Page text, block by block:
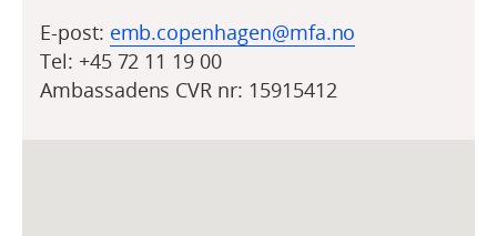
E-post: emb.copenhagen@mfa.no
Tel: +45 72 11 19 00
Ambassadens CVR nr: 15915412